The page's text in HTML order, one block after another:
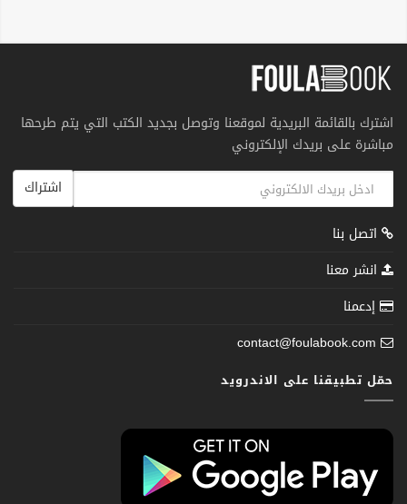
اشترك بالقائمة البريدية لموقعنا وتوصل بجديد الكتب التي يتم طرحها
مباشرة على بريدك الإلكتروني
اشتراك
اتصل بنا
انشر معنا
إدعمنا
contact@foulabook.com
حمّل تطبيقنا على الاندرويد